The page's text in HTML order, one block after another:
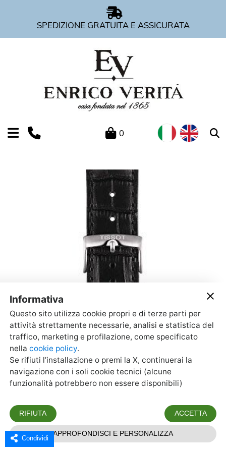
Condividi